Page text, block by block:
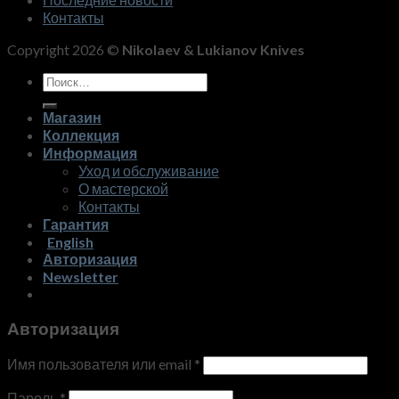
Контакты
Copyright 2026 © Nikolaev & Lukianov Knives
Искать:
Магазин
Коллекция
Информация
Уход и обслуживание
О мастерской
Контакты
Гарантия
English
Авторизация
Newsletter
Авторизация
Имя пользователя или email *